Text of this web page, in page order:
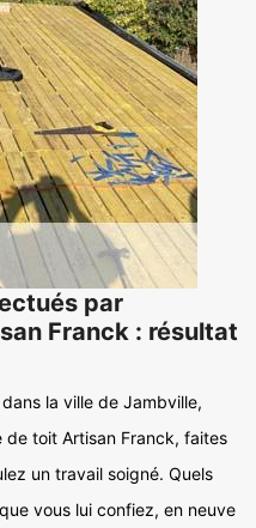
par
Franck : résultat
la ville de Jambville,
de toit Artisan Franck, faites
un travail soigné. Quels
vous lui confiez, en neuve